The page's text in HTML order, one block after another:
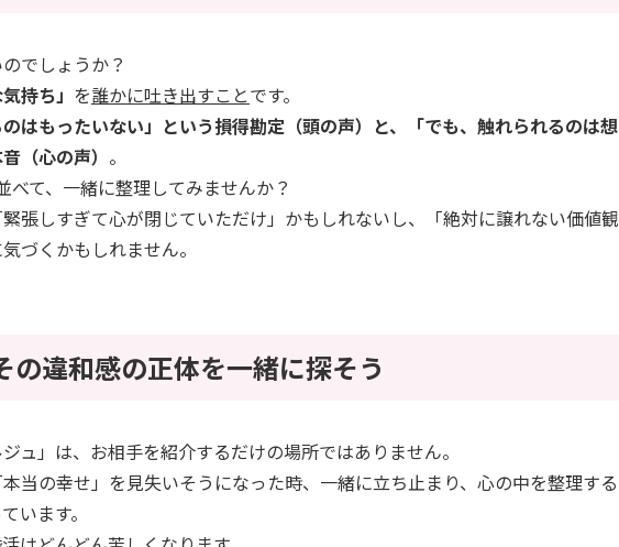
でしょうか？
持ち」 を誰かに吐き出すことです。
のはもったいない」という損得勘定（頭の声）と、「でも、触れられるのは想
（心の声） 。
べて、一緒に整理してみませんか？
張しすぎて心が閉じていただけ」かもしれないし、「絶対に譲れない価値観
づくかもしれません。
の違和感の正体を一緒に探そう
ュ」は、お相手を紹介するだけの場所ではありません。
当の幸せ」を見失いそうになった時、一緒に立ち止まり、心の中を整理する
います。